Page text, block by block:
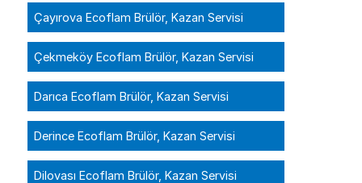
Çayırova Ecoflam Brülör, Kazan Servisi
Çekmeköy Ecoflam Brülör, Kazan Servisi
Darıca Ecoflam Brülör, Kazan Servisi
Derince Ecoflam Brülör, Kazan Servisi
Dilovası Ecoflam Brülör, Kazan Servisi